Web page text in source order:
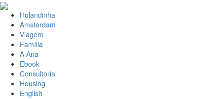
Holandinha
Amsterdam
Viagem
Família
A Ana
Ebook
Consultoria
Housing
English